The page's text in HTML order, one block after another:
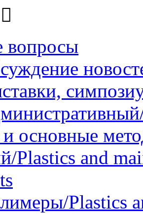
основные
Plastics and
Plastics